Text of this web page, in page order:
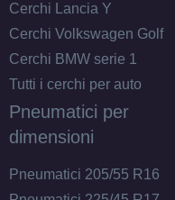
Cerchi Lancia Y
Cerchi Volkswagen Golf
Cerchi BMW serie 1
Tutti i cerchi per auto
Pneumatici per
dimensioni
Pneumatici 205/55 R16